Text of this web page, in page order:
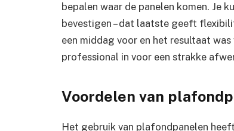
bepalen waar de panelen komen. Je
bevestigen – dat laatste geeft
een middag voor en het resultaat
professional in voor een strakke
Voordelen van
Het gebruik van plafondpanelen